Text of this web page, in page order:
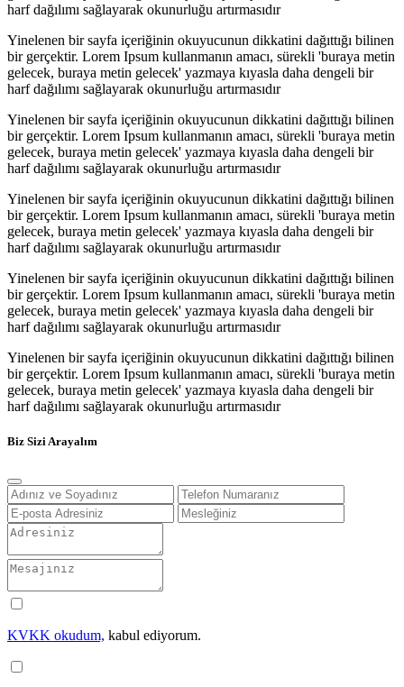
harf dağılımı sağlayarak okunurluğu artırmasıdır
Yinelenen bir sayfa içeriğinin okuyucunun dikkatini dağıttığı bilinen
bir gerçektir. Lorem Ipsum kullanmanın amacı, sürekli 'buraya metin
gelecek, buraya metin gelecek' yazmaya kıyasla daha dengeli bir
harf dağılımı sağlayarak okunurluğu artırmasıdır
Yinelenen bir sayfa içeriğinin okuyucunun dikkatini dağıttığı bilinen
bir gerçektir. Lorem Ipsum kullanmanın amacı, sürekli 'buraya metin
gelecek, buraya metin gelecek' yazmaya kıyasla daha dengeli bir
harf dağılımı sağlayarak okunurluğu artırmasıdır
Yinelenen bir sayfa içeriğinin okuyucunun dikkatini dağıttığı bilinen
bir gerçektir. Lorem Ipsum kullanmanın amacı, sürekli 'buraya metin
gelecek, buraya metin gelecek' yazmaya kıyasla daha dengeli bir
harf dağılımı sağlayarak okunurluğu artırmasıdır
Yinelenen bir sayfa içeriğinin okuyucunun dikkatini dağıttığı bilinen
bir gerçektir. Lorem Ipsum kullanmanın amacı, sürekli 'buraya metin
gelecek, buraya metin gelecek' yazmaya kıyasla daha dengeli bir
harf dağılımı sağlayarak okunurluğu artırmasıdır
Yinelenen bir sayfa içeriğinin okuyucunun dikkatini dağıttığı bilinen
bir gerçektir. Lorem Ipsum kullanmanın amacı, sürekli 'buraya metin
gelecek, buraya metin gelecek' yazmaya kıyasla daha dengeli bir
harf dağılımı sağlayarak okunurluğu artırmasıdır
Biz Sizi Arayalım
KVKK okudum, kabul ediyorum.